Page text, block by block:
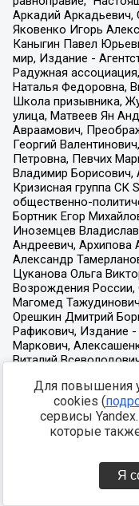
Для повышения
cookies (
сервисы
которые
Я